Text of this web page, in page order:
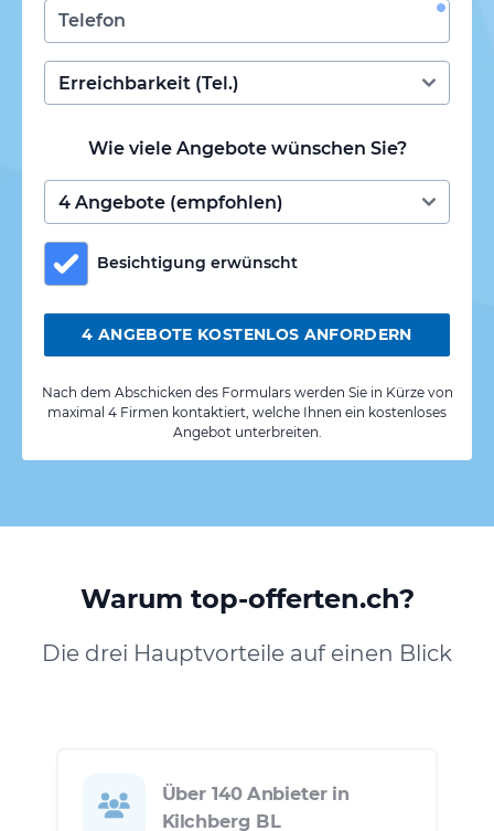
Wie viele Angebote wünschen Sie?
Besichtigung erwünscht
4 ANGEBOTE KOSTENLOS ANFORDERN
Nach dem Abschicken des Formulars werden Sie in Kürze von
maximal 4 Firmen kontaktiert, welche Ihnen ein kostenloses
Angebot unterbreiten.
Warum top-offerten.ch?
Die drei Hauptvorteile auf einen Blick
Über 140 Anbieter in
Kilchberg BL